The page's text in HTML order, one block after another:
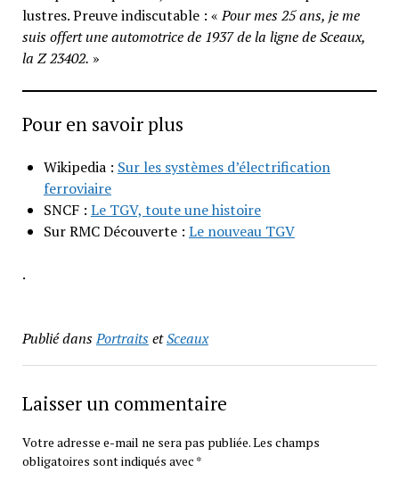
lustres. Preuve indiscutable : «Pour mes 25 ans, je me
suis offert une automotrice de 1937 de la ligne de Sceaux,
la Z 23402. »
Pour en savoir plus
Wikipedia : Sur les systèmes d’électrification
ferroviaire
SNCF : Le TGV, toute une histoire
Sur RMC Découverte : Le nouveau TGV
.
Publié dansPortraitsetSceaux
Laisser un commentaire
Votre adresse e-mail ne sera pas publiée.Les champs
obligatoires sont indiqués avec *